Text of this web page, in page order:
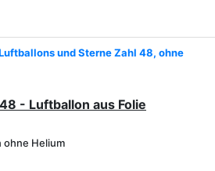
und Sterne Zahl 48, ohne
- Luftballon aus Folie
ohne Helium